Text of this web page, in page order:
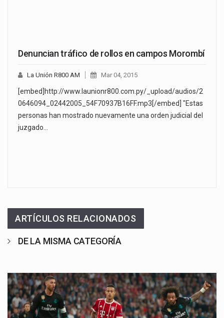
Denuncian tráfico de rollos en campos Morombí
La Unión R800 AM Mar 04, 2015
[embed]http://www.launionr800.com.py/_upload/audios/2
0646094_02442005_54F70937B16FF.mp3[/embed] "Estas
personas han mostrado nuevamente una orden judicial del
juzgado…
ARTÍCULOS RELACIONADOS
DE LA MISMA CATEGORÍA